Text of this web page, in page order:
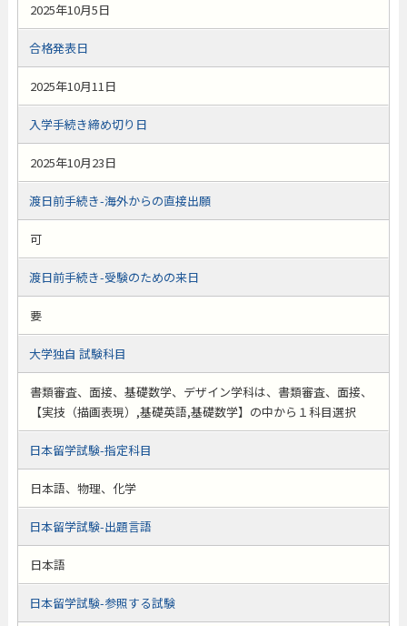
2025年10月5日
合格発表日
2025年10月11日
入学手続き締め切り日
2025年10月23日
渡日前手続き-海外からの直接出願
可
渡日前手続き-受験のための来日
要
大学独自 試験科目
書類審査、面接、基礎数学、デザイン学科は、書類審査、面接、
【実技（描画表現）,基礎英語,基礎数学】の中から１科目選択
日本留学試験-指定科目
日本語、物理、化学
日本留学試験-出題言語
日本語
日本留学試験-参照する試験